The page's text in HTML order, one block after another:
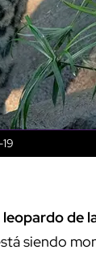
leopardo de
siendo